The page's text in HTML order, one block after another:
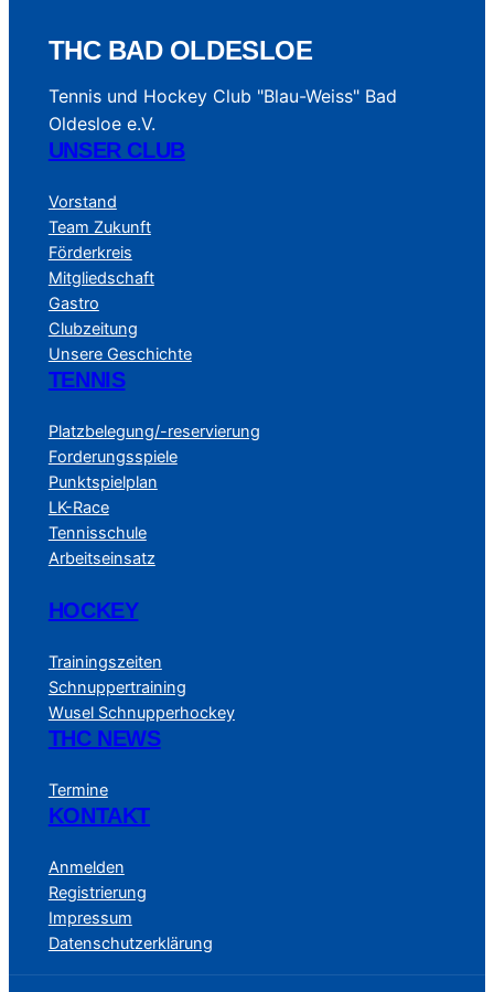
THC BAD OLDESLOE
Tennis und Hockey Club "Blau-Weiss" Bad
Oldesloe e.V.
UNSER CLUB
Vorstand
Team Zukunft
Förderkreis
Mitgliedschaft
Gastro
Clubzeitung
Unsere Geschichte
TENNIS
Platzbelegung/-reservierung
Forderungsspiele
Punktspielplan
LK-Race
Tennisschule
Arbeitseinsatz
HOCKEY
Trainingszeiten
Schnuppertraining
Wusel Schnupperhockey
THC NEWS
Termine
KONTAKT
Anmelden
Registrierung
Impressum
Datenschutzerklärung